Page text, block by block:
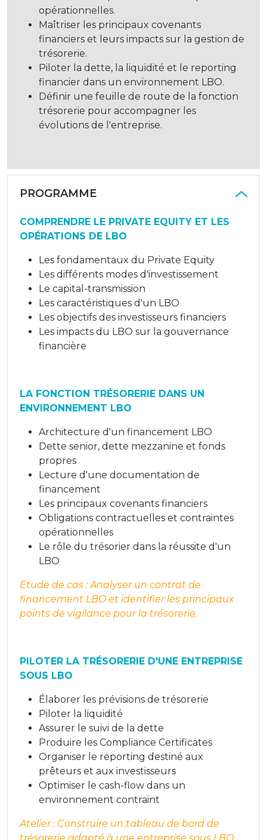
opérationnelles.
Maîtriser les principaux covenants
financiers et leurs impacts sur la gestion de
trésorerie.
Piloter la dette, la liquidité et le reporting
financier dans un environnement LBO.
Définir une feuille de route de la fonction
trésorerie pour accompagner les
évolutions de l'entreprise.
PROGRAMME
COMPRENDRE LE PRIVATE EQUITY ET LES
OPÉRATIONS DE LBO
Les fondamentaux du Private Equity
Les différents modes d'investissement
Le capital-transmission
Les caractéristiques d'un LBO
Les objectifs des investisseurs financiers
Les impacts du LBO sur la gouvernance
financière
LA FONCTION TRÉSORERIE DANS UN
ENVIRONNEMENT LBO
Architecture d'un financement LBO
Dette senior, dette mezzanine et fonds
propres
Lecture d'une documentation de
financement
Les principaux covenants financiers
Obligations contractuelles et contraintes
opérationnelles
Le rôle du trésorier dans la réussite d'un
LBO
Etude de cas :Analyser un contrat de
financement LBO et identifier les principaux
points de vigilance pour la trésorerie.
PILOTER LA TRÉSORERIE D'UNE ENTREPRISE
SOUS LBO
Élaborer les prévisions de trésorerie
Piloter la liquidité
Assurer le suivi de la dette
Produire les Compliance Certificates
Organiser le reporting destiné aux
prêteurs et aux investisseurs
Optimiser le cash-flow dans un
environnement contraint
Atelier : Construire un tableau de bord de